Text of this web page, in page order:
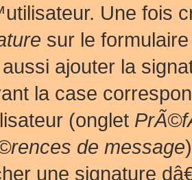
Une fois
sur le
ajouter la
la case
(onglet
de message
une signature